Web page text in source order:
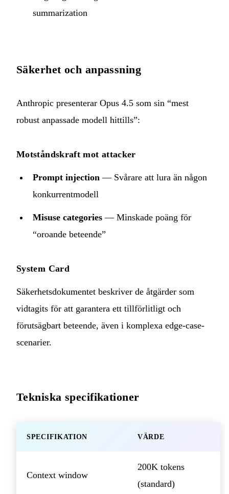
summarization
Säkerhet och anpassning
Anthropic presenterar Opus 4.5 som sin “mest
robust anpassade modell hittills”:
Motståndskraft mot attacker
Prompt injection — Svårare att lura än någon
konkurrentmodell
Misuse categories — Minskade poäng för
“oroande beteende”
System Card
Säkerhetsdokumentet beskriver de åtgärder som
vidtagits för att garantera ett tillförlitligt och
förutsägbart beteende, även i komplexa edge-case-
scenarier.
Tekniska specifikationer
SPECIFIKATION VÄRDE
Context window
200K tokens
(standard)